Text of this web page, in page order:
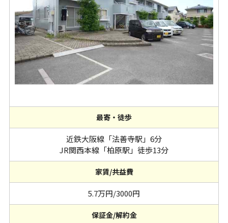
最寄・徒歩
近鉄大阪線「法善寺駅」6分
JR関西本線「柏原駅」徒歩13分
家賃/共益費
5.7万円/3000円
保証金/解約金